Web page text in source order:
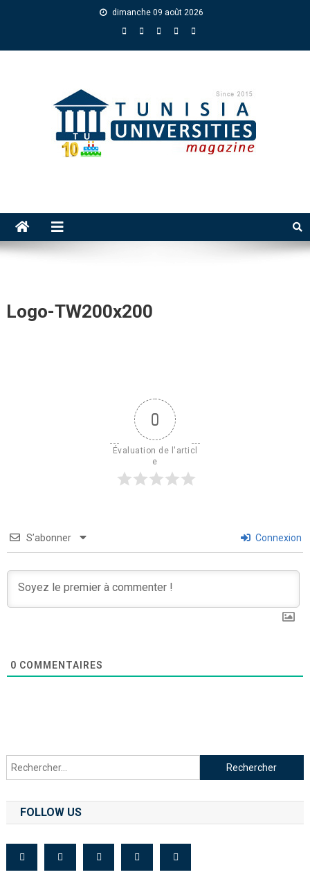
dimanche 09 août 2026
Logo-TW200x200
0
Évaluation de l'articl
e
S’abonner Connexion
0 COMMENTAIRES
FOLLOW US